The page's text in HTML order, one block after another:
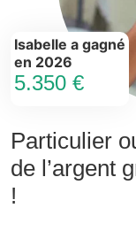
Particulier
de l’argent
!
Isabelle a gagné
en 2026
5.350 €